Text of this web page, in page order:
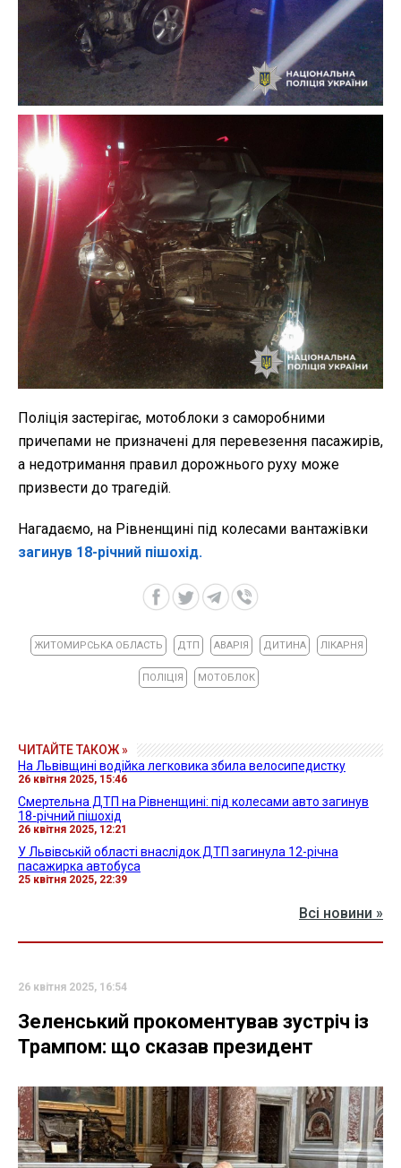
Поліція застерігає, мотоблоки з саморобними
причепами не призначені для перевезення пасажирів,
а недотримання правил дорожнього руху може
призвести до трагедій.
Нагадаємо, на Рівненщині під колесами вантажівки
загинув 18-річний пішохід.
ЖИТОМИРСЬКА ОБЛАСТЬ ДТП АВАРІЯ ДИТИНА ЛІКАРНЯ
ПОЛІЦІЯ МОТОБЛОК
ЧИТАЙТЕ ТАКОЖ »
На Львівщині водійка легковика збила велосипедистку
26 квітня 2025, 15:46
Смертельна ДТП на Рівненщині: під колесами авто загинув
18-річний пішохід
26 квітня 2025, 12:21
У Львівській області внаслідок ДТП загинула 12-річна
пасажирка автобуса
25 квітня 2025, 22:39
Всі новини »
26 квітня 2025, 16:54
Зеленський прокоментував зустріч із
Трампом: що сказав президент